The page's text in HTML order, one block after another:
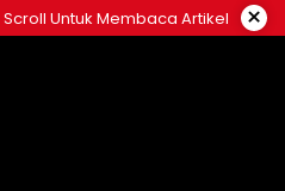
Scroll Untuk Membaca Artikel ×